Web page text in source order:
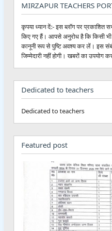
MIRZAPUR TEACHERS
कृपया ध्यान दें:- इस ब्लॉग पर प्रकाशित
किए गए हैं। आपसे अनुरोध है कि किसी
कानूनी रूप से पुष्टि अवश्य कर लें। इस
जिम्मेदारी नहीं होगी। खबरों का उपयोग
Dedicated to teachers
Dedicated to teachers
Featured post